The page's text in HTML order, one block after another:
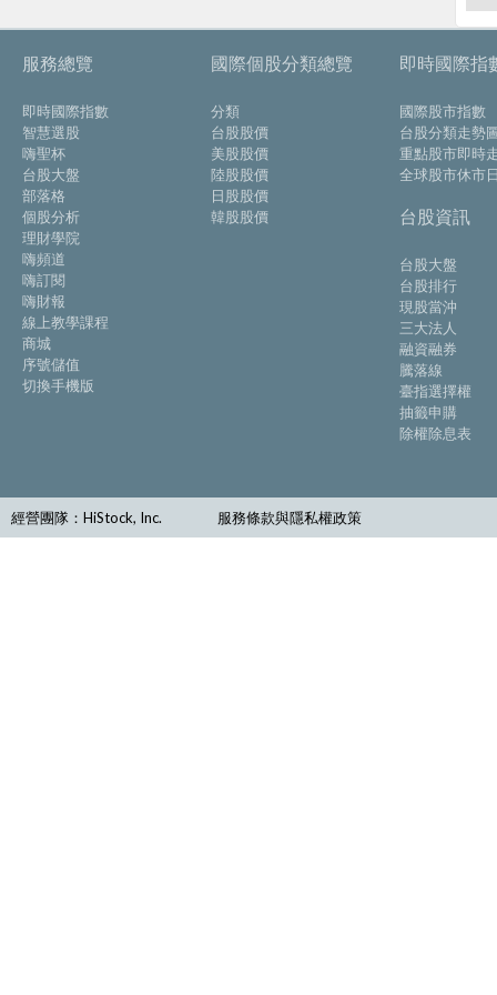
服務總覽
即時國際指數
智慧選股
嗨聖杯
台股大盤
部落格
個股分析
理財學院
嗨頻道
嗨訂閱
嗨財報
線上教學課程
商城
序號儲值
切換手機版
國際個股分類總覽
分類
台股股價
美股股價
陸股股價
日股股價
韓股股價
即時國際指
國際股市指數
台股分類走勢
重點股市即時
全球股市休市
台股資訊
台股大盤
台股排行
現股當沖
三大法人
融資融券
騰落線
臺指選擇權
抽籤申購
除權除息表
經營團隊：HiStock, Inc. 服務條款與隱私權政策